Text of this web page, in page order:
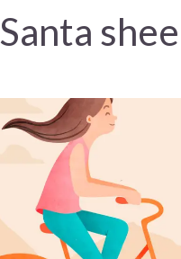
Santa